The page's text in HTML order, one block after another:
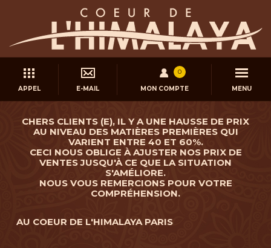
APPEL E-MAIL MON COMPTE
0
MENU
CHERS CLIENTS (E), IL Y A UNE HAUSSE DE PRIX
AU NIVEAU DES MATIÈRES PREMIÈRES QUI
VARIENT ENTRE 40 ET 60%.
CECI NOUS OBLIGE À AJUSTER NOS PRIX DE
VENTES JUSQU'À CE QUE LA SITUATION
S'AMÉLIORE.
NOUS VOUS REMERCIONS POUR VOTRE
COMPRÉHENSION.
AU COEUR DE L'HIMALAYA PARIS